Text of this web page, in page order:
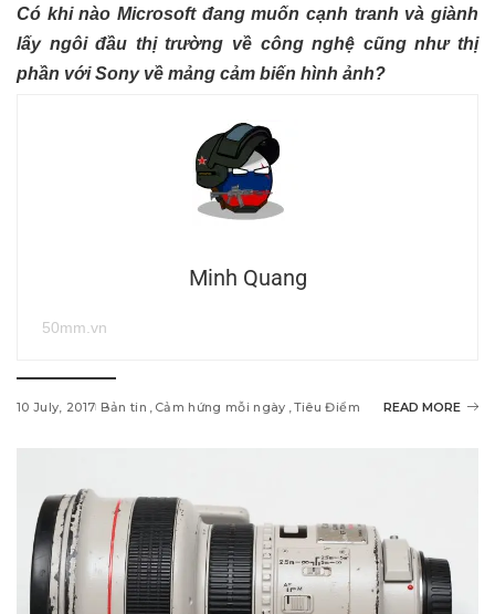
Có khi nào Microsoft đang muốn cạnh tranh và giành
lấy ngôi đầu thị trường về công nghệ cũng như thị
phần với Sony về mảng cảm biến hình ảnh?
Minh Quang
50mm.vn
10 July, 2017 Bản tin Cảm hứng mỗi ngày Tiêu Điểm READ MORE